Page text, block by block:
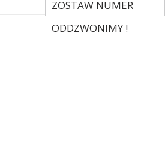
ZOSTAW NUMER
ODDZWONIMY !